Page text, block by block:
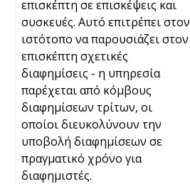
επισκέπτη σε επισκέψεις και
συσκευές. Αυτό επιτρέπει στον
ιστότοπο να παρουσιάζει στον
επισκέπτη σχετικές
διαφημίσεις - η υπηρεσία
παρέχεται από κόμβους
διαφημίσεων τρίτων, οι
οποίοι διευκολύνουν την
υποβολή διαφημίσεων σε
πραγματικό χρόνο για
διαφημιστές.